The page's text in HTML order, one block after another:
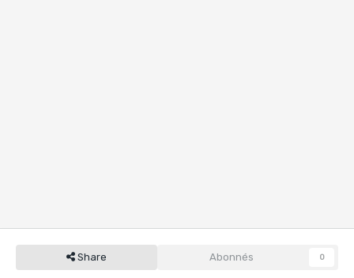
Share Abonnés 0